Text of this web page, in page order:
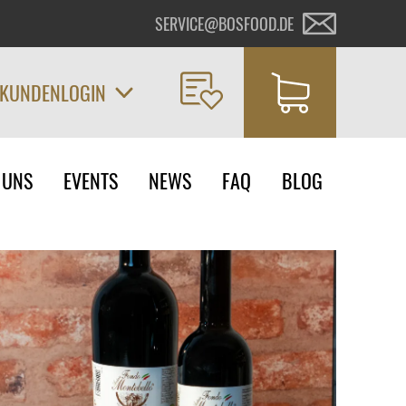
SERVICE@BOSFOOD.DE
KUNDENLOGIN
EVENTS NEWS FAQ BLOG